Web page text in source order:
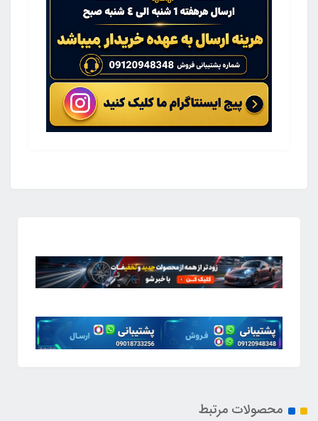
محصولات مرتبط